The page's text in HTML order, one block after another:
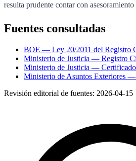
resulta prudente contar con
Fuentes consultadas
BOE — Ley 20/2011 del Registro
Ministerio de Justicia — Registro
Ministerio de Justicia —
Ministerio de Asuntos Exteriores
Revisión editorial de fuentes: 2026-04-15